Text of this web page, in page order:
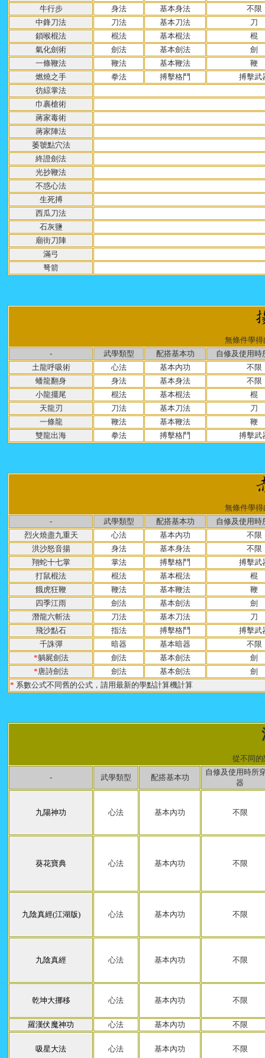
牛行步
身法 基本身法
不限
中鋒刀法
刀法 基本刀法
刀
鎖喉棍法
棍法 基本棍法
棍
氣化劍術
劍法 基本劍法
劍
一條鞭法
鞭法 基本鞭法
鞭
燃燒之手
拳法 搏擊格鬥
搏擊武
彷綡掌法
巾裹槍術
蔣家毒術
蔣家陣法
萎虢點穴法
終證劍法
光抄鞭法
不惑心法
生死搏
西瓜刀法
石灰鹽
廟街刀陣
滿弓
弩箭
無條件學
-
武學類型 配搭基本功
自修及使用時
土龍呼吸術
心法 基本內功
不限
蟠龍翻身
身法 基本身法
不限
小龍擺尾
棍法 基本棍法
棍
天龍刃
刀法 基本刀法
刀
一條龍
鞭法 基本鞭法
鞭
雙龍出海
拳法 搏擊格鬥 搏擊武
無條件學
-
武學類型 配搭基本功
自修及使用時
烈火燒盡九重天
心法 基本內功
不限
洪沙怒音揚
身法 基本身法
不限
翔蛇十七掌
掌法 搏擊格鬥
搏擊武
打鼠棍法
棍法 基本棍法
棍
餓虎狂鞭
鞭法 基本鞭法
鞭
四季江雨
劍法 基本劍法
劍
潛龍六斬法
刀法 基本刀法
刀
飛沙點石
指法 搏擊格鬥
搏擊武
千誅彈
暗器 基本暗器
不限
*躺屍劍法 劍法 基本劍法
劍
*唐詩劍法 劍法 基本劍法
劍
* 系數公式不同舊的公式，請用最新的學點計算機計算
從不同
- 武學類型 配搭基本功
自修及使用時所
器
九陽神功 心法 基本內功 不限
葵花寶典 心法 基本內功 不限
九陰真經(江湖版) 心法 基本內功 不限
九陰真經 心法 基本內功 不限
乾坤大挪移 心法 基本內功 不限
羅漢伏魔神功 心法 基本內功 不限
吸星大法 心法 基本內功 不限